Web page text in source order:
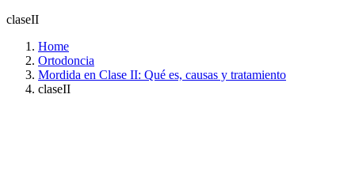
claseII
Home
Ortodoncia
Mordida en Clase II: Qué es, causas y tratamiento
claseII